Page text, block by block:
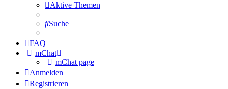
Aktive Themen
Suche
FAQ
mChat
mChat page
Anmelden
Registrieren